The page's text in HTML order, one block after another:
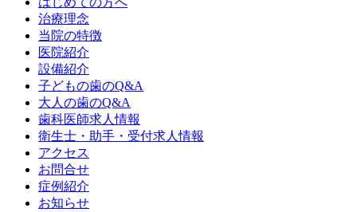
治療理念
当院の特徴
医院紹介
設備紹介
子どもの歯のQ&A
大人の歯のQ&A
歯科医師求人情報
衛生士・助手・受付求人情報
アクセス
お問合せ
症例紹介
お知らせ